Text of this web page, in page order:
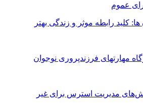
عموم
کلید رابطه موثر و زندگی بهتر
مهارتهای فرزندپروری نوجوان
مدیریت استرس برای غیر